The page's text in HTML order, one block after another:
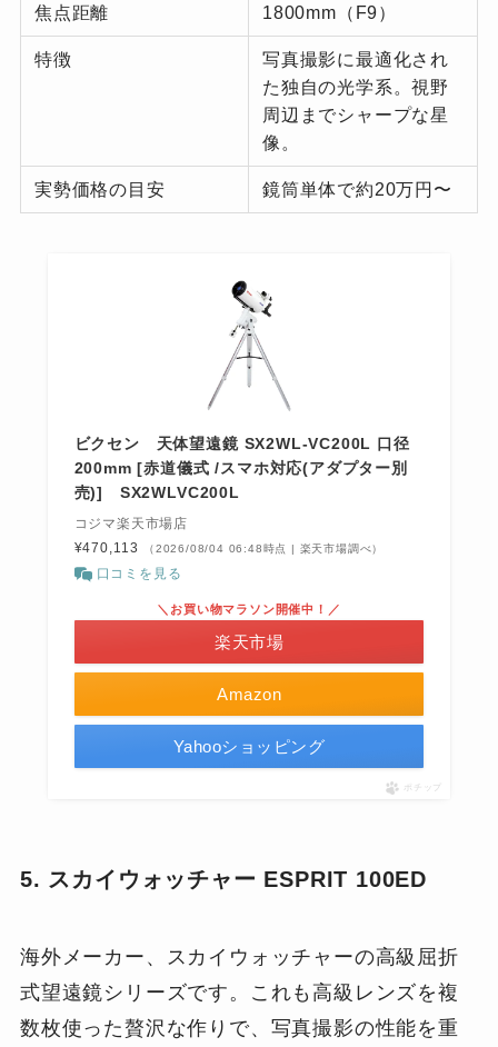
焦点距離 1800mm（F9）
特徴
写真撮影に最適化され
た独自の光学系。視野
周辺までシャープな星
像。
実勢価格の目安 鏡筒単体で約20万円〜
ビクセン 天体望遠鏡 SX2WL-VC200L 口径
200mm [赤道儀式 /スマホ対応(アダプター別
売)] SX2WLVC200L
コジマ楽天市場店
¥470,113
（2026/08/04 06:48時点 | 楽天市場調べ）
口コミを見る
Amazon
＼お買い物マラソン開催中！／
楽天市場
Yahooショッピング
ポチップ
5. スカイウォッチャー ESPRIT 100ED
海外メーカー、スカイウォッチャーの高級屈折
式望遠鏡シリーズです。これも高級レンズを複
数枚使った贅沢な作りで、写真撮影の性能を重